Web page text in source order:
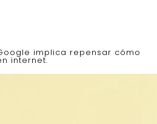
implica repensar cómo
internet.